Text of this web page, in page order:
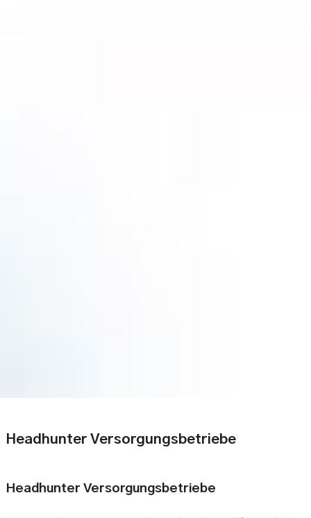
Headhunter Versorgungsbetriebe
Headhunter Versorgungsbetriebe